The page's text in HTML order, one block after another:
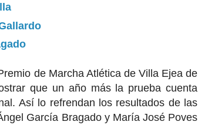
de Marcha Atlética de Villa Ejea de
que un año más la prueba cuenta
Así lo refrendan los resultados de las
García Bragado y María José Poves